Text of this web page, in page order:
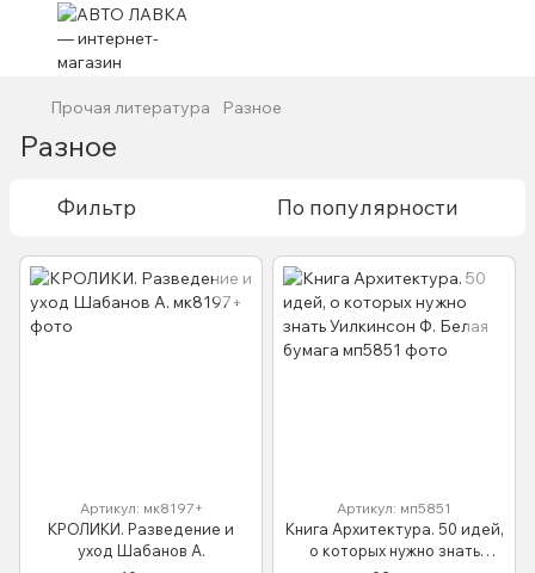
Прочая литература Разное
Разное
Фильтр По популярности
Артикул: мк8197+
КРОЛИКИ. Разведение и
уход Шабанов А.
Артикул: мп5851
Книга Архитектура. 50 идей,
о которых нужно знать